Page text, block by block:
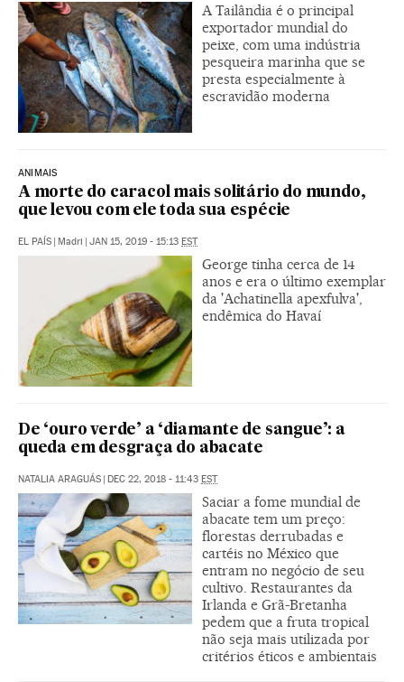
A Tailândia é o principal
exportador mundial do
peixe, com uma indústria
pesqueira marinha que se
presta especialmente à
escravidão moderna
ANIMAIS
A morte do caracol mais solitário do mundo,
que levou com ele toda sua espécie
EL PAÍS | Madri | JAN 15, 2019 - 15:13 EST
George tinha cerca de 14
anos e era o último exemplar
da 'Achatinella apexfulva',
endêmica do Havaí
De ‘ouro verde’ a ‘diamante de sangue’: a
queda em desgraça do abacate
NATALIA ARAGUÁS | DEC 22, 2018 - 11:43 EST
Saciar a fome mundial de
abacate tem um preço:
florestas derrubadas e
cartéis no México que
entram no negócio de seu
cultivo. Restaurantes da
Irlanda e Grã-Bretanha
pedem que a fruta tropical
não seja mais utilizada por
critérios éticos e ambientais